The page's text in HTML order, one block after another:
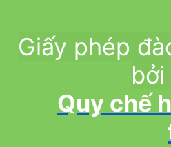
Giấy phép
Quy chế